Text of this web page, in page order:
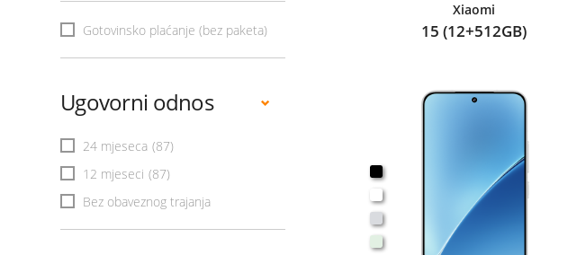
Gotovinsko plaćanje (bez paketa)
Ugovorni odnos
24 mjeseca (87)
12 mjeseci (87)
Bez obaveznog trajanja
Xiaomi
15 (12+512GB)